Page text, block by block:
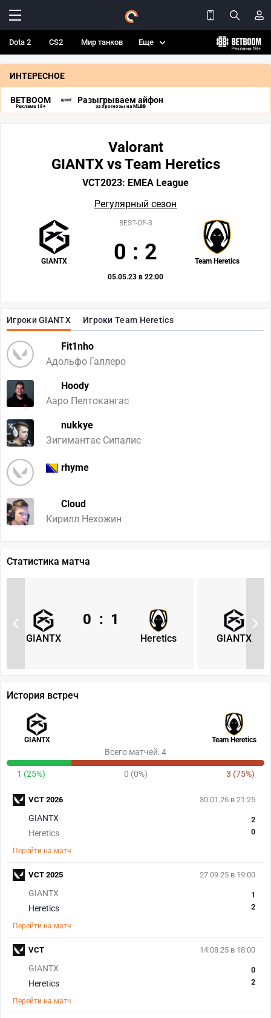
Dota 2 CS2 Мир танков Еще
ИНТЕРЕСНОЕ
BETBOOM
Реклама 18+
Разыгрываем айфон
за прогнозы на MLBB
Игроки GIANTX Игроки Team Heretics
Fit1nho
Адольфо Галлеро
Hoody
Ааро Пелтокангас
nukkye
Зигимантас Сипалис
rhyme
Cloud
Кирилл Нехожин
Valorant
GIANTX vs Team Heretics
VCT2023: EMEA League
Регулярный сезон
GIANTX Team Heretics
BEST-OF-3
0 : 2
05.05.23 в 22:00
Статистика матча
GIANTX Heretics
0 : 1
GIANTX
История встреч
GIANTX Team Heretics
Всего матчей: 4
1 (25%) 0 (0%) 3 (75%)
30.01.26 в 21:25
GIANTX
Heretics
2
0
Перейти на матч
VCT 2026
27.09.25 в 19:00
GIANTX
Heretics
1
2
Перейти на матч
VCT 2025
14.08.25 в 18:00
GIANTX
Heretics
0
2
Перейти на матч
VCT